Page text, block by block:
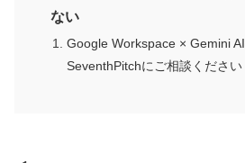
ない
Google Workspace × Gemini
SeventhPitchにご相談ください